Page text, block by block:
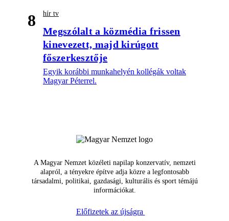
8 hír tv
Megszólalt a közmédia frissen
kinevezett, majd kirúgott
főszerkesztője
Egyik korábbi munkahelyén kollégák voltak
Magyar Péterrel.
A Magyar Nemzet közéleti napilap konzervatív, nemzeti
alapról, a tényekre építve adja közre a legfontosabb
társadalmi, politikai, gazdasági, kulturális és sport témájú
információkat.
Előfizetek az újságra